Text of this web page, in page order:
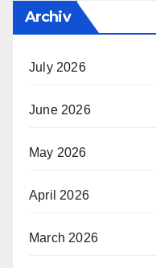
Archiv
July 2026
June 2026
May 2026
April 2026
March 2026